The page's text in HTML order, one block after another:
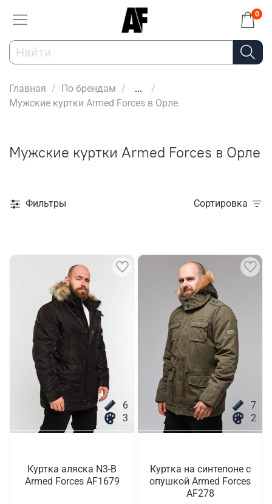
0
Главная По брендам
...
Мужские куртки Armed Forces в Орле
Мужские куртки Armed Forces в Орле
Фильтры Сортировка
6
3
Куртка аляска N3-B
Armed Forces AF1679
7
2
Куртка на синтепоне с
опушкой Armed Forces
AF278